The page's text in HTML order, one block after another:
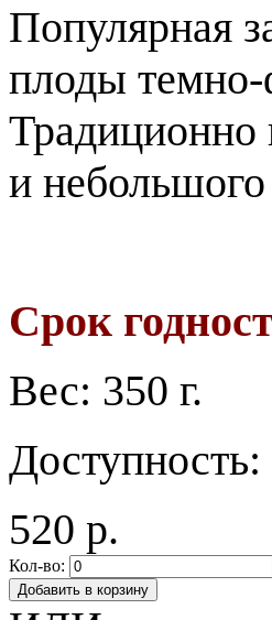
Популярная
плоды темно-
Традиционно
и небольшого
Срок
Вес: 350 г.
Доступность:
520 р.
Кол-во:
Добавить в корзину